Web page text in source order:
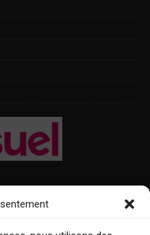
: oû trouver Le Mensuel ?